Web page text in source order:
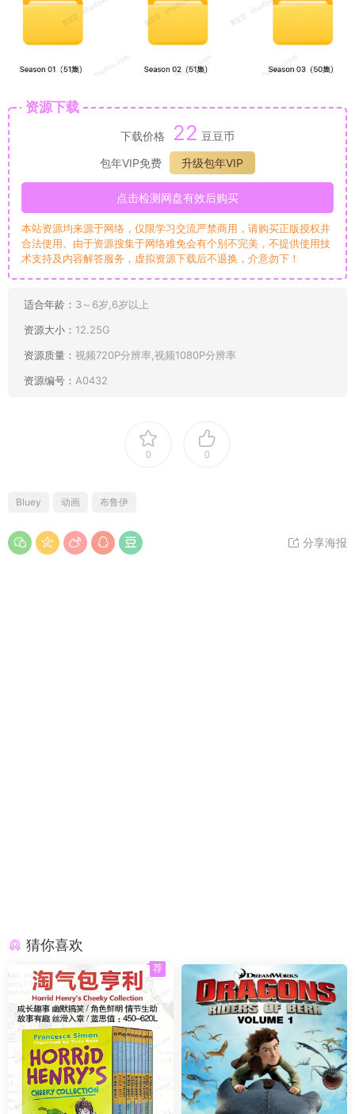
资源下载
下载价格 22 豆豆币
包年VIP免费
升级包年VIP
点击检测网盘有效后购买
本站资源均来源于网络，仅限学习交流严禁商用，请购买正版授权并
合法使用。由于资源搜集于网络难免会有个别不完美，不提供使用技
术支持及内容解答服务，虚拟资源下载后不退换，介意勿下！
适合年龄： 3～6岁,6岁以上
资源大小： 12.25G
资源质量： 视频720P分辨率,视频1080P分辨率
资源编号： A0432
0 0
Bluey 动画 布鲁伊
分享海报
猜你喜欢
荐